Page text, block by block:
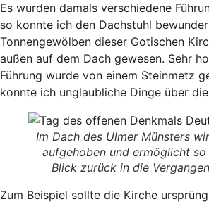
Es wurden damals verschiedene
so konnte ich den Dachstuhl
Tonnengewölben dieser Gotischen
außen auf dem Dach gewesen. Sehr
Führung wurde von einem Steinmetz
konnte ich unglaubliche Dinge über
Im Dach des Ulmer Münsters
aufgehoben und ermöglicht so
Blick zurück in die
Zum Beispiel sollte die Kirche